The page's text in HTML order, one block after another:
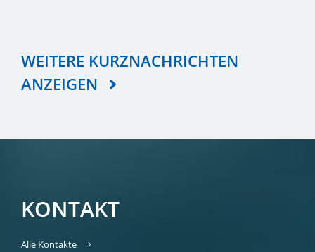
WEITERE KURZNACHRICHTEN
ANZEIGEN
KONTAKT
Alle Kontakte